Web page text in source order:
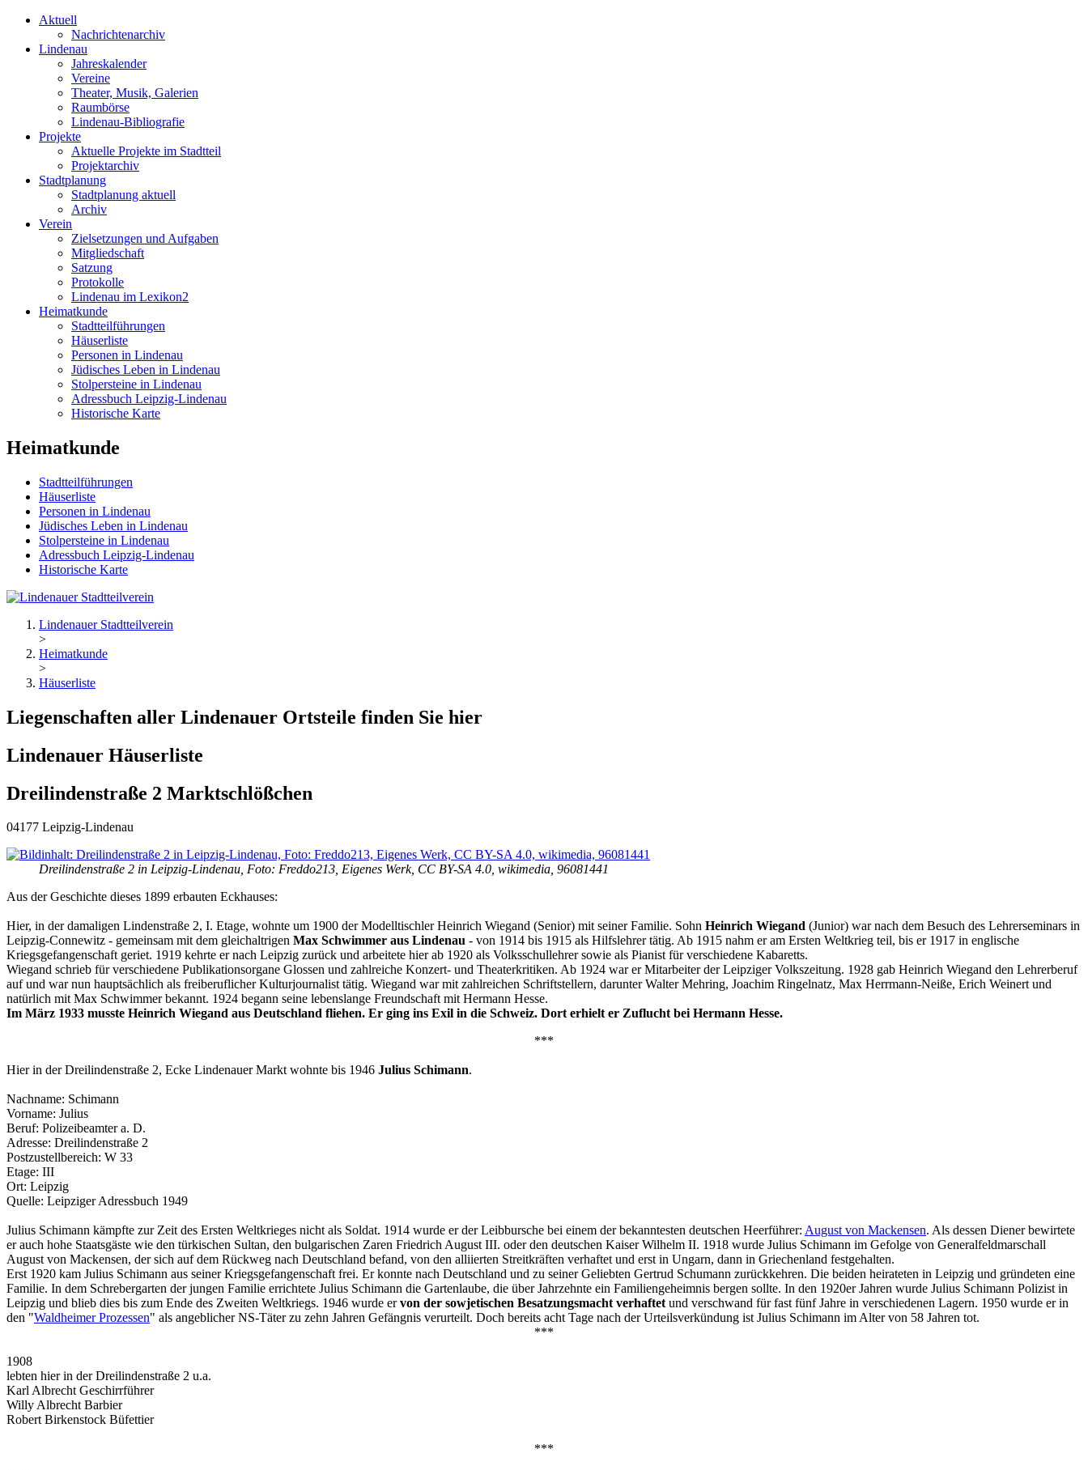
Aktuell
Nachrichtenarchiv
Lindenau
Jahreskalender
Vereine
Theater, Musik, Galerien
Raumbörse
Lindenau-Bibliografie
Projekte
Aktuelle Projekte im Stadtteil
Projektarchiv
Stadtplanung
Stadtplanung aktuell
Archiv
Verein
Zielsetzungen und Aufgaben
Mitgliedschaft
Satzung
Protokolle
Lindenau im Lexikon2
Heimatkunde
Stadtteilführungen
Häuserliste
Personen in Lindenau
Jüdisches Leben in Lindenau
Stolpersteine in Lindenau
Adressbuch Leipzig-Lindenau
Historische Karte
Heimatkunde
Stadtteilführungen
Häuserliste
Personen in Lindenau
Jüdisches Leben in Lindenau
Stolpersteine in Lindenau
Adressbuch Leipzig-Lindenau
Historische Karte
Lindenauer Stadtteilverein
>
Heimatkunde
>
Häuserliste
Liegenschaften aller Lindenauer Ortsteile finden Sie hier
Lindenauer Häuserliste
Dreilindenstraße 2 Marktschlößchen
04177 Leipzig-Lindenau
Dreilindenstraße 2 in Leipzig-Lindenau, Foto: Freddo213, Eigenes Werk, CC BY-SA 4.0, wikimedia, 96081441
Aus der Geschichte dieses 1899 erbauten Eckhauses:
Hier, in der damaligen Lindenstraße 2, I. Etage, wohnte um 1900 der Modelltischler Heinrich Wiegand (Senior) mit seiner Familie. Sohn Heinrich Wiegand (Junior) war nach dem Besuch des Lehrerseminars in
Leipzig-Connewitz - gemeinsam mit dem gleichaltrigen Max Schwimmer aus Lindenau - von 1914 bis 1915 als Hilfslehrer tätig. Ab 1915 nahm er am Ersten Weltkrieg teil, bis er 1917 in englische
Kriegsgefangenschaft geriet. 1919 kehrte er nach Leipzig zurück und arbeitete hier ab 1920 als Volksschullehrer sowie als Pianist für verschiedene Kabaretts.
Wiegand schrieb für verschiedene Publikationsorgane Glossen und zahlreiche Konzert- und Theaterkritiken. Ab 1924 war er Mitarbeiter der Leipziger Volkszeitung. 1928 gab Heinrich Wiegand den Lehrerberuf
auf und war nun hauptsächlich als freiberuflicher Kulturjournalist tätig. Wiegand war mit zahlreichen Schriftstellern, darunter Walter Mehring, Joachim Ringelnatz, Max Herrmann-Neiße, Erich Weinert und
natürlich mit Max Schwimmer bekannt. 1924 begann seine lebenslange Freundschaft mit Hermann Hesse.
Im März 1933 musste Heinrich Wiegand aus Deutschland fliehen. Er ging ins Exil in die Schweiz. Dort erhielt er Zuflucht bei Hermann Hesse.
***
Hier in der Dreilindenstraße 2, Ecke Lindenauer Markt wohnte bis 1946 Julius Schimann.
Nachname: Schimann
Vorname: Julius
Beruf: Polizeibeamter a. D.
Adresse: Dreilindenstraße 2
Postzustellbereich: W 33
Etage: III
Ort: Leipzig
Quelle: Leipziger Adressbuch 1949
Julius Schimann kämpfte zur Zeit des Ersten Weltkrieges nicht als Soldat. 1914 wurde er der Leibbursche bei einem der bekanntesten deutschen Heerführer: August von Mackensen. Als dessen Diener bewirtete
er auch hohe Staatsgäste wie den türkischen Sultan, den bulgarischen Zaren Friedrich August III. oder den deutschen Kaiser Wilhelm II. 1918 wurde Julius Schimann im Gefolge von Generalfeldmarschall
August von Mackensen, der sich auf dem Rückweg nach Deutschland befand, von den alliierten Streitkräften verhaftet und erst in Ungarn, dann in Griechenland festgehalten.
Erst 1920 kam Julius Schimann aus seiner Kriegsgefangenschaft frei. Er konnte nach Deutschland und zu seiner Geliebten Gertrud Schumann zurückkehren. Die beiden heirateten in Leipzig und gründeten eine
Familie. In dem Schrebergarten der jungen Familie errichtete Julius Schimann die Gartenlaube, die über Jahrzehnte ein Familiengeheimnis bergen sollte. In den 1920er Jahren wurde Julius Schimann Polizist in
Leipzig und blieb dies bis zum Ende des Zweiten Weltkriegs. 1946 wurde ervon der sowjetischen Besatzungsmacht verhaftetund verschwand für fast fünf Jahre in verschiedenen Lagern. 1950 wurde er in
den "Waldheimer Prozessen" als angeblicher NS-Täter zu zehn Jahren Gefängnis verurteilt. Doch bereits acht Tage nach der Urteilsverkündung ist Julius Schimann im Alter von 58 Jahren tot.
***
1908
lebten hier in der Dreilindenstraße 2 u.a.
Karl Albrecht Geschirrführer
Willy Albrecht Barbier
Robert Birkenstock Büfettier
***